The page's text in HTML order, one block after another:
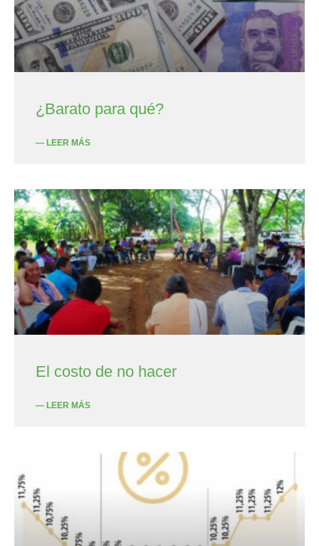
¿Barato para qué?
— LEER MÁS
El costo de no hacer
— LEER MÁS